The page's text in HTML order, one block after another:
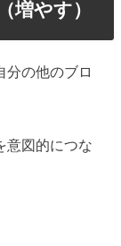
増やす）
分の他のブロ
意図的につな